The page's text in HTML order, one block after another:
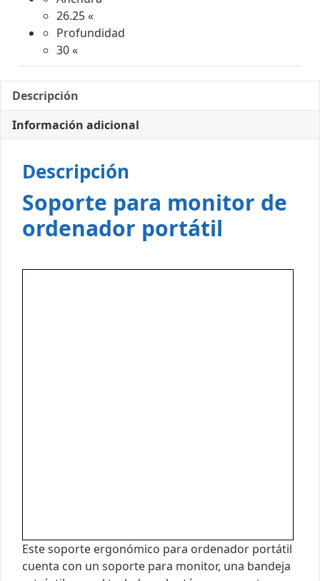
26.25 «
Profundidad
30 «
Descripción
Información adicional
Descripción
Soporte para monitor de
ordenador portátil
Este soporte ergonómico para ordenador portátil
cuenta con un soporte para monitor, una bandeja